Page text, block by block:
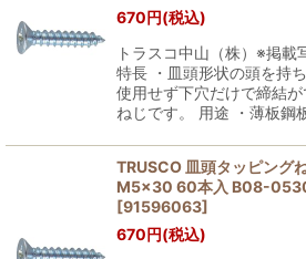
670円(税込)
トラスコ中山（株）※掲載
特長 ・皿頭形状の頭を持
使用せず下穴だけで締結
ねじです。 用途 ・薄板鋼
TRUSCO 皿頭タッピング
M5×30 60本入 B08-
[91596063]
670円(税込)